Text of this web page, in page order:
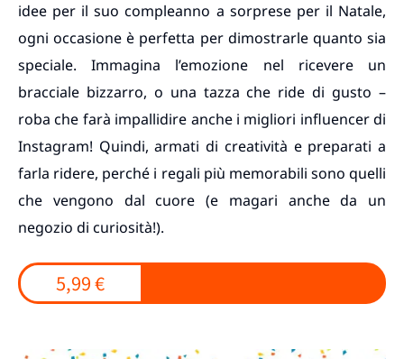
idee per il suo compleanno a sorprese per il Natale,
ogni occasione è perfetta per dimostrarle quanto sia
speciale. Immagina l’emozione nel ricevere un
bracciale bizzarro, o una tazza che ride di gusto –
roba che farà impallidire anche i migliori influencer di
Instagram! Quindi, armati di creatività e preparati a
farla ridere, perché i regali più memorabili sono quelli
che vengono dal cuore (e magari anche da un
negozio di curiosità!).
5,99 €